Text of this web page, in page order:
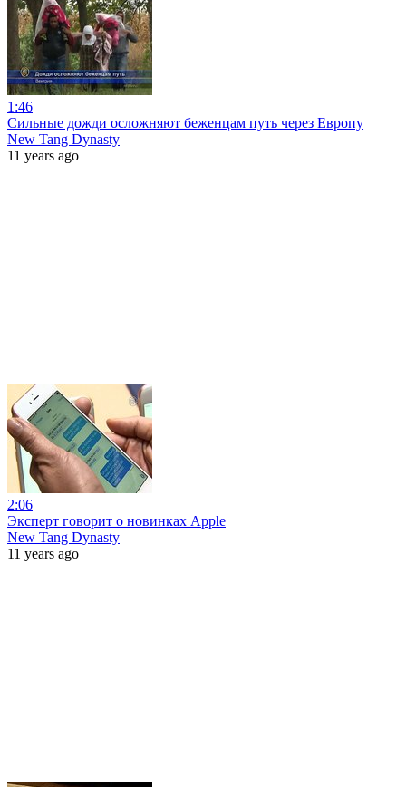
1:46
Сильные дожди осложняют беженцам путь через Европу
New Tang Dynasty
11 years ago
2:06
Эксперт говорит о новинках Apple
New Tang Dynasty
11 years ago